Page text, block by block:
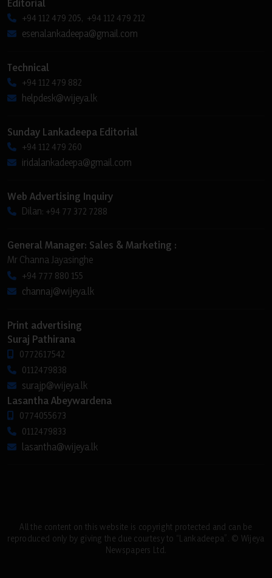
Editorial
+94 112 479 205, +94 112 479 212
esenalankadeepa@gmail.com
Technical
+94 112 479 882
helpdesk@wijeya.lk
Sunday Lankadeepa Editorial
+94 112 479 260
iridalankadeepa@gmail.com
Web Advertising Inquiry
Dilan: +94 77 372 7288
General Manager: Sales & Marketing :
Mr Channa Jayasinghe
+94 777 880 155
channaj@wijeya.lk
Print advertising
Suraj Pathirana
0772617542
0112479838
surajp@wijeya.lk
Lasantha Abeywardena
0774055673
0112479833
lasantha@wijeya.lk
All the content on this website is copyright protected and can be
reproduced only by giving the due courtesy to “Lankadeepa”. © Wijeya
Newspapers Ltd.